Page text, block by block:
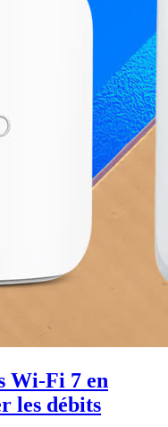
Wi-Fi 7 en
les débits